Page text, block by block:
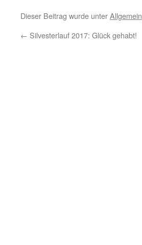
Dieser Beitrag wurde unterAllgemein
← Silvesterlauf 2017: Glück gehabt!